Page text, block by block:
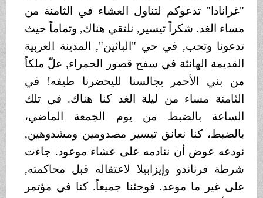
"غرانادا" تدعوكم لتناول العشاء في الثامنة من
مساء الغد. شكراً تيسير, نلتقي هناك, وتماماً حيث
تدعونا وتحب, في حي "الباثين", المدينة العربية
القديمة الهانئة في سفح قصور الحمراء, علّ ملكاً
من بني الأحمر يجالسنا لليحضرنا طيفه! في
الثامنة مساء من ليلة الغد كنا هناك. في تلك
الساعة بالضبط من يوم الجمعة الماضي،
بالضبط، كنا نعانق تيسير مصدومين ومشدوهين,
نودعه عوض أن ننادمه على عشاء موعود. جاءت
شرطة فرناندو وإيزابيلا لاعتقاله قبل محاكمته,
على غير ما موعد. فوجئنا جميعاً. كنا في مؤتمر